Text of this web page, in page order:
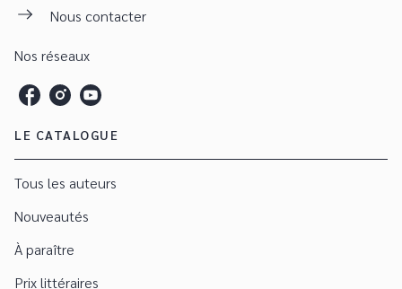
Nous contacter
Nos réseaux
LE CATALOGUE
Tous les auteurs
Nouveautés
À paraître
Prix littéraires